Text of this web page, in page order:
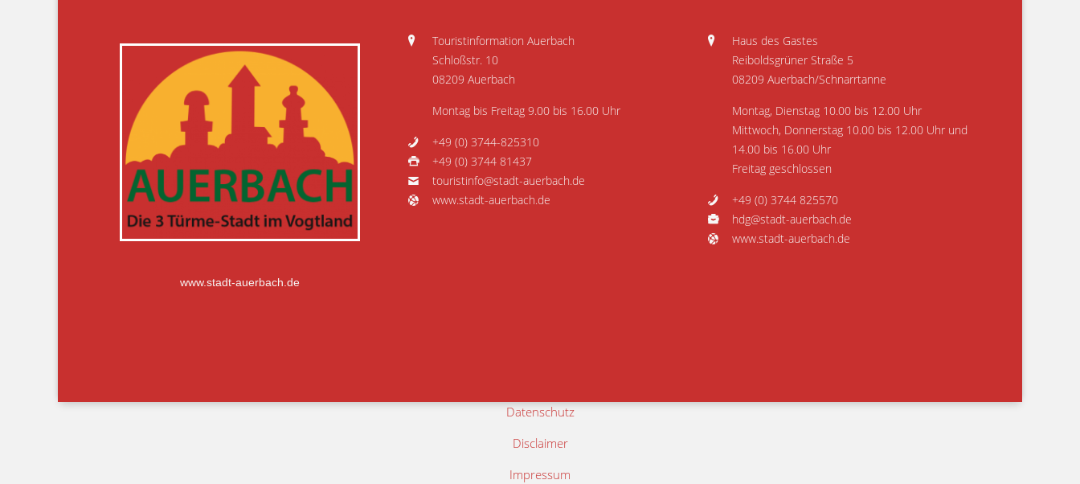
www.stadt-auerbach.de
Touristinformation Auerbach
Schloßstr. 10
08209 Auerbach
Montag bis Freitag 9.00 bis 16.00 Uhr
+49 (0) 3744-825310
+49 (0) 3744 81437
touristinfo@stadt-auerbach.de
www.stadt-auerbach.de
Haus des Gastes
Reiboldsgrüner Straße 5
08209 Auerbach/Schnarrtanne
Montag, Dienstag 10.00 bis 12.00 Uhr
Mittwoch, Donnerstag 10.00 bis 12.00 Uhr und
14.00 bis 16.00 Uhr
Freitag geschlossen
+49 (0) 3744 825570
hdg@stadt-auerbach.de
www.stadt-auerbach.de
Datenschutz
Disclaimer
Impressum